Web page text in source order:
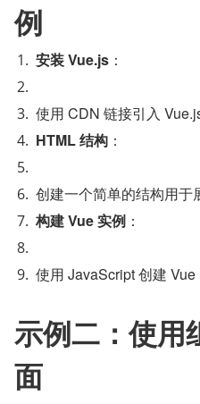
例
安装 Vue.js ：
使用 CDN 链接引入 Vue.js
HTML 结构 ：
创建一个简单的结构用于
构建 Vue 实例 ：
使用 JavaScript 创建 Vue
示例二：使用
面